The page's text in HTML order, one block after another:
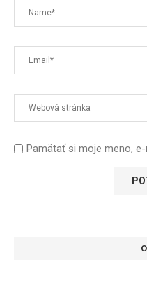
Pamätať si moje meno,